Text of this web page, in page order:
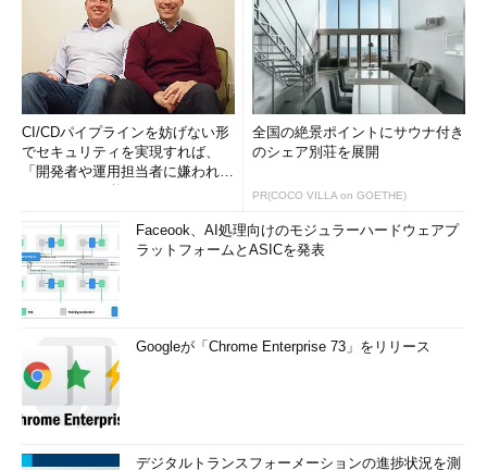
CI/CDパイプラインを妨げない形
でセキュリティを実現すれば、
「開発者や運用担当者に嫌われな
全国の絶景ポイントにサウナ付き
のシェア別荘を展開
PR(COCO VILLA on GOETHE)
Faceook、AI処理向けのモジュラーハードウェアプ
ラットフォームとASICを発表
Googleが「Chrome Enterprise 73」をリリース
デジタルトランスフォーメーションの進捗状況を測